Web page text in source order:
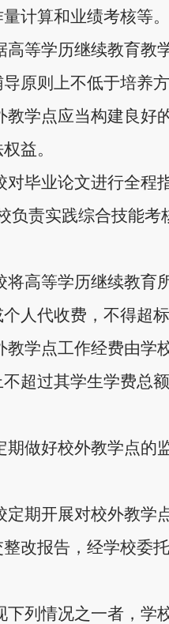
计算和业绩考核等。
高等学历继续教育教
导原则上不低于培养
教学点应当构建良好
益。
对毕业论文进行全程
负责实践综合技能考
将高等学历继续教育
人代收费，不得超
教学点工作经费由学
不超过其学生学费总
期做好校外教学点的
定期开展对校外教学
改报告，经学校委
下列情况之一者，学